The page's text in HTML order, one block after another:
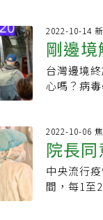
鐘點費）
家長可請
扣發全勤
假？指揮
前仍有11
是支持性
日後輕症
證明嗎？
照護對象
餘莫德納
劑型94萬
疫苗89萬
結束後，
推動。Q10
特定族群
來源】．
戴口罩：
護機構：
務、身心
站得於上
檢查、治
所、室內
節得另依
醫示警「
染疫風險
院。該《
RSV的感
散，採取
年四月，
感染規模
眾長期未
debt）。
Guardian
英國因為
藥菌治療
藥性成全
病醫學會
性議題竄
理」一詞
者免疫力
間，台灣
用量上升
散，細菌
2022-10-14
剛邊
極做這
台灣邊境
心嗎？病
長庚大學
毒性和免
蛋白結構
不過，施
代疫苗，
2022-10-06
院長
績
中央流行
間，每1至